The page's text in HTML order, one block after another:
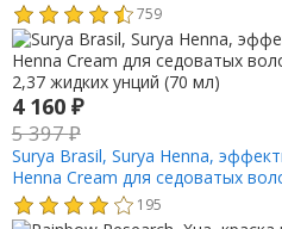
759
4 160 ₽
5 397₽
Surya Brasil, Surya Henna,
Henna Cream для седоватых
2,37 жидких унций (70 мл)
195